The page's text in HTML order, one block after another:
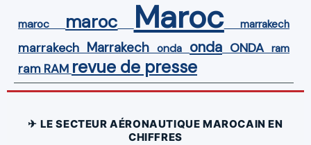
maroc maroc Maroc marrakech
marrakech Marrakech onda onda ONDA ram
ram RAM revue de presse
✈ LE SECTEUR AÉRONAUTIQUE MAROCAIN EN
CHIFFRES